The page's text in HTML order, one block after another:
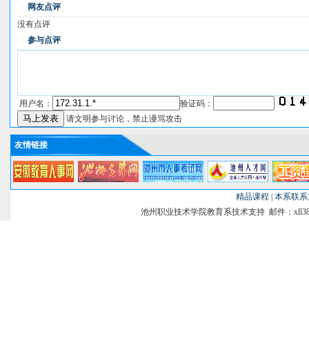
网友点评
没有点评
参与点评
用户名：
验证码：
请文明参与讨论，禁止谩骂攻击
友情链接
精品课程
本系联
池州职业技术学院教育系技术支持 邮件：